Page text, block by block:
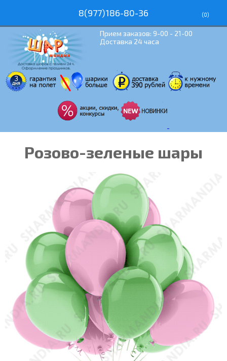
8(977)186-80-36 (0)
Прием заказов: 9-00 - 21-00
Доставка 24 часа
Розово-зеленые шары